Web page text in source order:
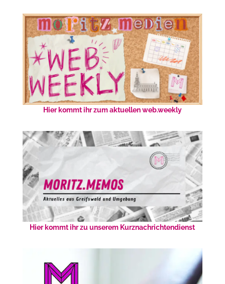
Hier kommt ihr zum aktuellen web.weekly
Hier kommt ihr zu unserem Kurznachrichtendienst